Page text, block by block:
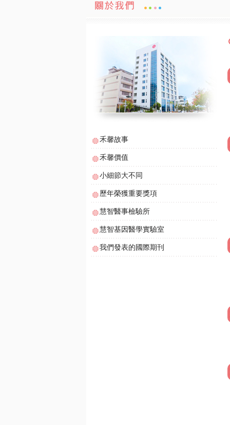
禾馨故事
禾馨價值
小細節大不同
歷年榮獲重要獎項
慧智醫事檢驗所
慧智基因醫學實驗室
我們發表的國際期刊